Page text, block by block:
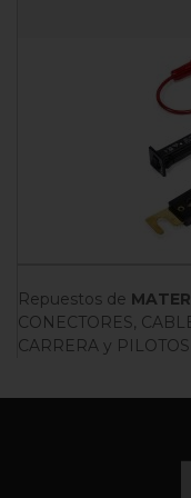
Repuestos de
CONECTORES,
CARRERA y